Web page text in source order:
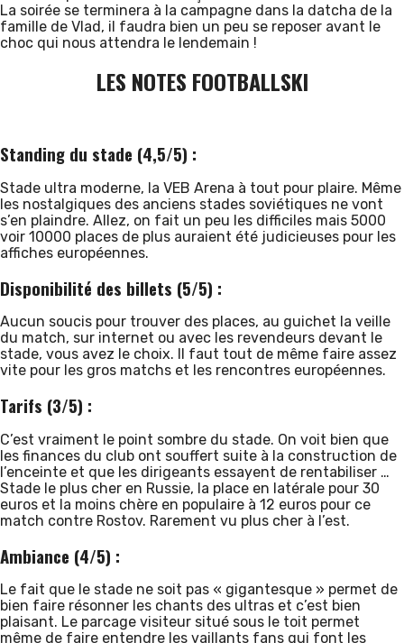
La soirée se terminera à la campagne dans la datcha de la
famille de Vlad, il faudra bien un peu se reposer avant le
choc qui nous attendra le lendemain !
LES NOTES FOOTBALLSKI
Standing du stade (4,5/5) :
Stade ultra moderne, la VEB Arena à tout pour plaire. Même
les nostalgiques des anciens stades soviétiques ne vont
s’en plaindre. Allez, on fait un peu les difficiles mais 5000
voir 10000 places de plus auraient été judicieuses pour les
affiches européennes.
Disponibilité des billets (5/5) :
Aucun soucis pour trouver des places, au guichet la veille
du match, sur internet ou avec les revendeurs devant le
stade, vous avez le choix. Il faut tout de même faire assez
vite pour les gros matchs et les rencontres européennes.
Tarifs (3/5) :
C’est vraiment le point sombre du stade. On voit bien que
les finances du club ont souffert suite à la construction de
l’enceinte et que les dirigeants essayent de rentabiliser …
Stade le plus cher en Russie, la place en latérale pour 30
euros et la moins chère en populaire à 12 euros pour ce
match contre Rostov. Rarement vu plus cher à l’est.
Ambiance (4/5) :
Le fait que le stade ne soit pas « gigantesque » permet de
bien faire résonner les chants des ultras et c’est bien
plaisant. Le parcage visiteur situé sous le toit permet
même de faire entendre les vaillants fans qui font les